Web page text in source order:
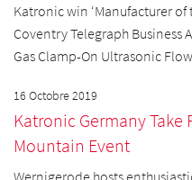
Katronic win ʻManufacturer of
Coventry Telegraph
Gas Clamp-On Ultrasonic
16 Octobre 2019
Katronic Germany
Mountain Event
Wernigerode hosts